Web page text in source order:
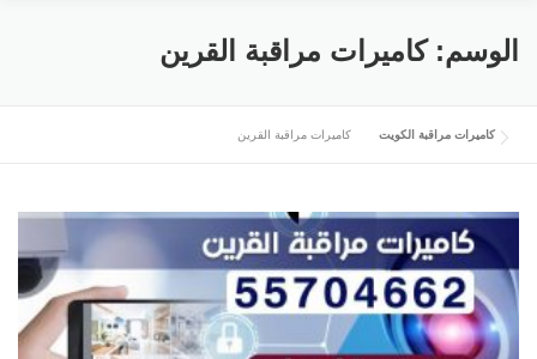
كاميرات مراقبة حولي كاميرات مراقبة الاحمدي
كاميرات مراقبة الفروانية كاميرات مراقبة الجهراء
كاميرات مراقبة القرين
الوسم:كاميرات مراقبة القرين
كاميرات مراقبة الكويت كاميرات مراقبة القرين